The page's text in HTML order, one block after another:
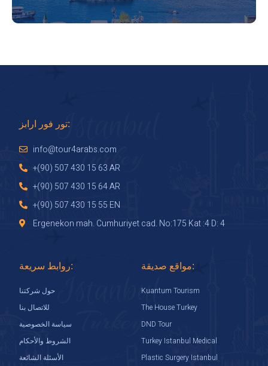
تور فور ارابز:
info@tour4arabs.com
+(90) 507 430 15 63 AR
+(90) 507 430 15 64 AR
+(90) 507 430 15 55 EN
Ergenekon mah. Cumhuriyet cad. No:175 Kat :4 D: 4
روابط سريعة:
حول شركتنا
للاتصال بنا
سياسة الخصوصية
الشروط والأحكام
الأسئلة الشائعة
مواقع صديقة:
Kuantum Tourism
The House Turkey
DND Tour
Turkey Istanbul Medical
Plastic Surgery Istanbul